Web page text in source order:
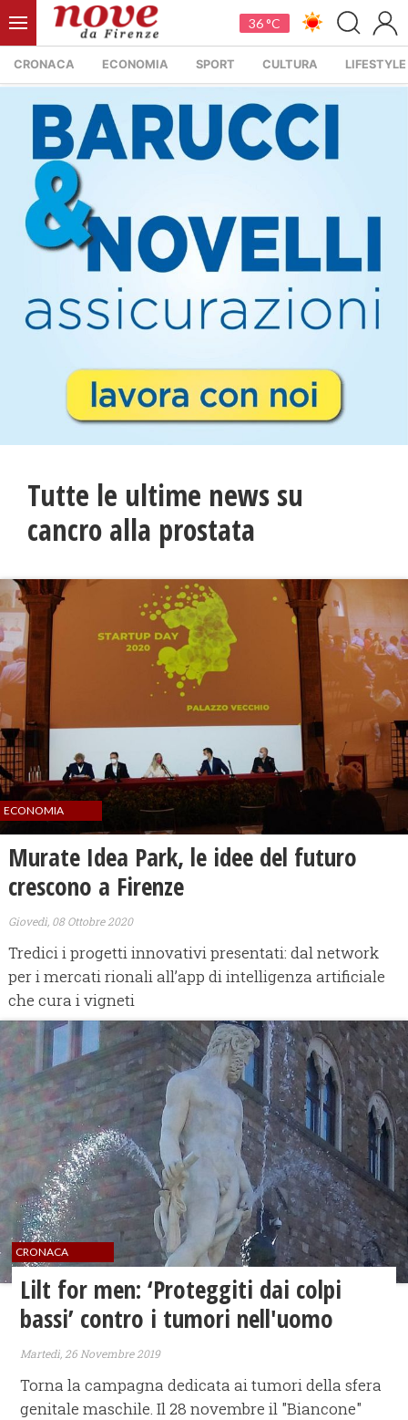
36 °C
CRONACA ECONOMIA SPORT CULTURA LIFESTYLE
Tutte le ultime news su
cancro alla prostata
ECONOMIA
Murate Idea Park, le idee del futuro
crescono a Firenze
Giovedì, 08 Ottobre 2020
Tredici i progetti innovativi presentati: dal network
per i mercati rionali all’app di intelligenza artificiale
che cura i vigneti
CRONACA
Lilt for men: ‘Proteggiti dai colpi
bassi’ contro i tumori nell'uomo
Martedì, 26 Novembre 2019
Torna la campagna dedicata ai tumori della sfera
genitale maschile. Il 28 novembre il "Biancone"